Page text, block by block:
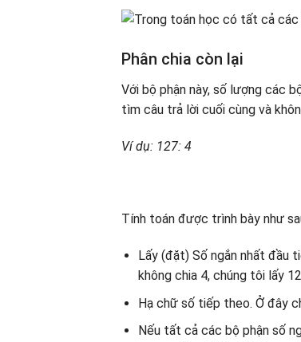
Phân chia còn lại
Với bộ phận này, số lượng các
tìm câu trả lời cuối cùng và
Ví dụ: 127: 4
Tính toán được trình bày như
Lấy (đặt) Số ngắn nhất đầu
không chia 4, chúng tôi lấy
Hạ chữ số tiếp theo. Ở đây
Nếu tất cả các bộ phận số